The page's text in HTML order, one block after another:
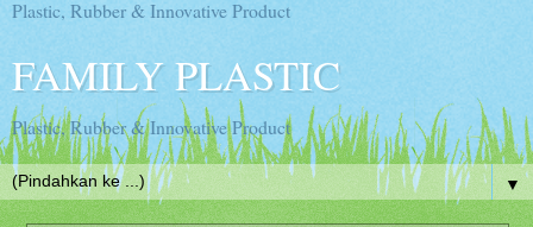
Plastic, Rubber & Innovative Product
FAMILY PLASTIC
Plastic, Rubber & Innovative Product
▼